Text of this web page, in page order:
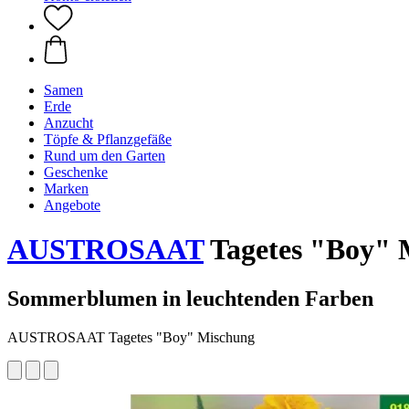
Samen
Erde
Anzucht
Töpfe & Pflanzgefäße
Rund um den Garten
Geschenke
Marken
Angebote
AUSTROSAATTagetes "Boy"
Sommerblumen in leuchtenden Farben
AUSTROSAAT Tagetes "Boy" Mischung